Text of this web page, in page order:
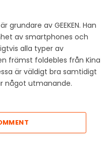
grundare av GEEKEN. Han
av smartphones och
alla typer av
främst foldebles från Kina
är väldigt bra samtidigt
något utmanande.